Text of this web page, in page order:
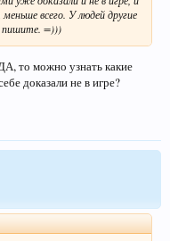
всего. У людей другие
пишите. =)))
то можно узнать какие
доказали не в игре?